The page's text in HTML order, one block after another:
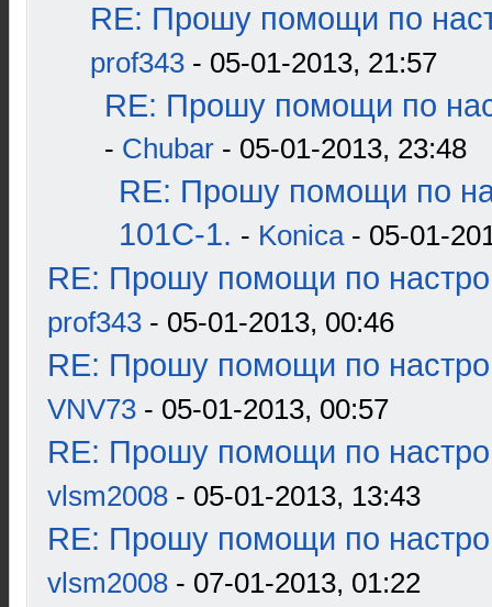
RE: Прошу помощи по
prof343 - 05-01-2013, 21:57
RE: Прошу помощи по
- Chubar - 05-01-2013, 23:48
RE: Прошу помощи по
101С-1. - Konica- 05-01-
RE: Прошу помощи по
prof343 - 05-01-2013, 00:46
RE: Прошу помощи по
VNV73 - 05-01-2013, 00:57
RE: Прошу помощи по
vlsm2008 - 05-01-2013, 13:43
RE: Прошу помощи по
vlsm2008 - 07-01-2013, 01:22